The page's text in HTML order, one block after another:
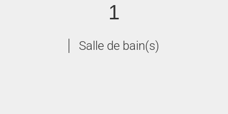
1
Salle de bain(s)